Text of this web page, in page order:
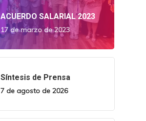
ACUERDO SALARIAL 2023
17 de marzo de 2023
Síntesis de Prensa
7 de agosto de 2026